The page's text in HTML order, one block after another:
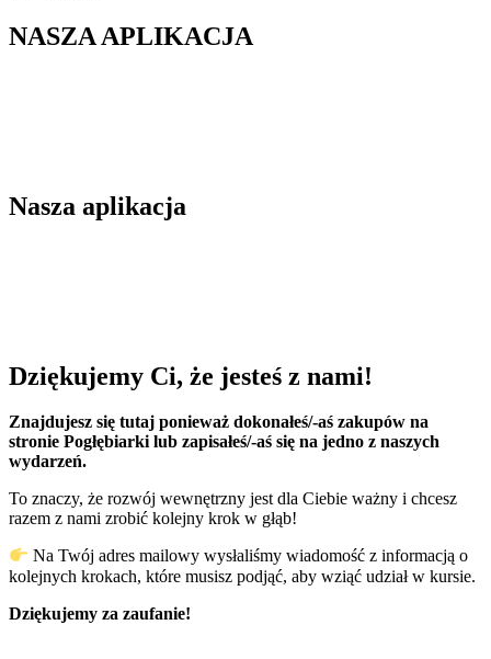
NASZA APLIKACJA
Nasza aplikacja
Dziękujemy Ci, że jesteś z nami!
Znajdujesz się tutaj ponieważ dokonałeś/-aś zakupów na
stronie Pogłębiarki lub zapisałeś/-aś się na jedno z naszych
wydarzeń.
To znaczy, że rozwój wewnętrzny jest dla Ciebie ważny i chcesz
razem z nami zrobić kolejny krok w głąb!
Na Twój adres mailowy wysłaliśmy wiadomość z informacją o
kolejnych krokach, które musisz podjąć, aby wziąć udział w kursie.
Dziękujemy za zaufanie!